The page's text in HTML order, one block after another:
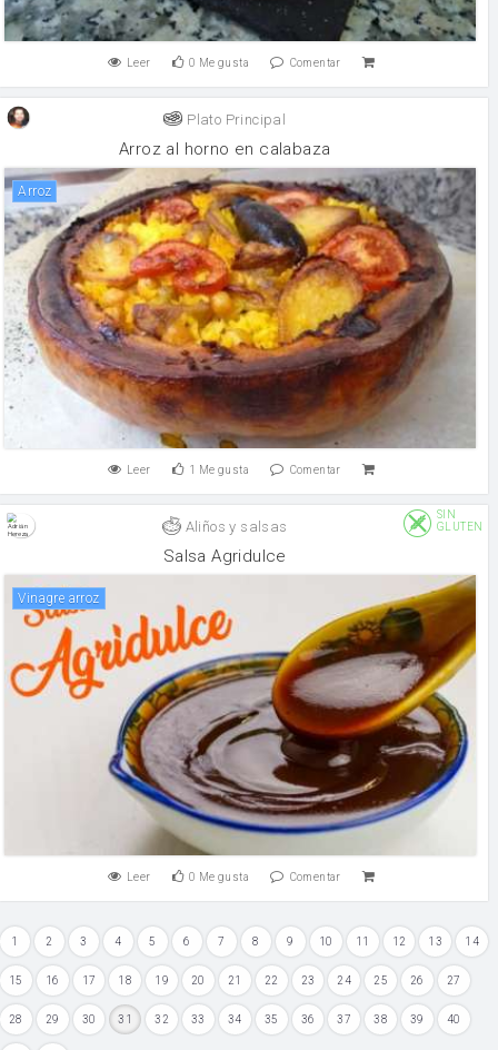
Leer 0 Me gusta Comentar
Plato Principal
Arroz al horno en calabaza
arroz
Leer 1 Me gusta Comentar
Aliños y salsas
SIN
GLUTEN
Salsa Agridulce
Vinagre arroz
Leer 0 Me gusta Comentar
1 2 3 4 5 6 7 8 9 10 11 12 13 14
15 16 17 18 19 20 21 22 23 24 25 26 27
28 29 30 31 32 33 34 35 36 37 38 39 40